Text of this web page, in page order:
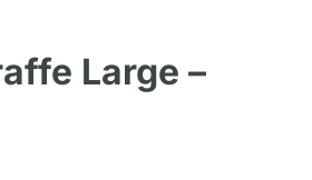
Large –